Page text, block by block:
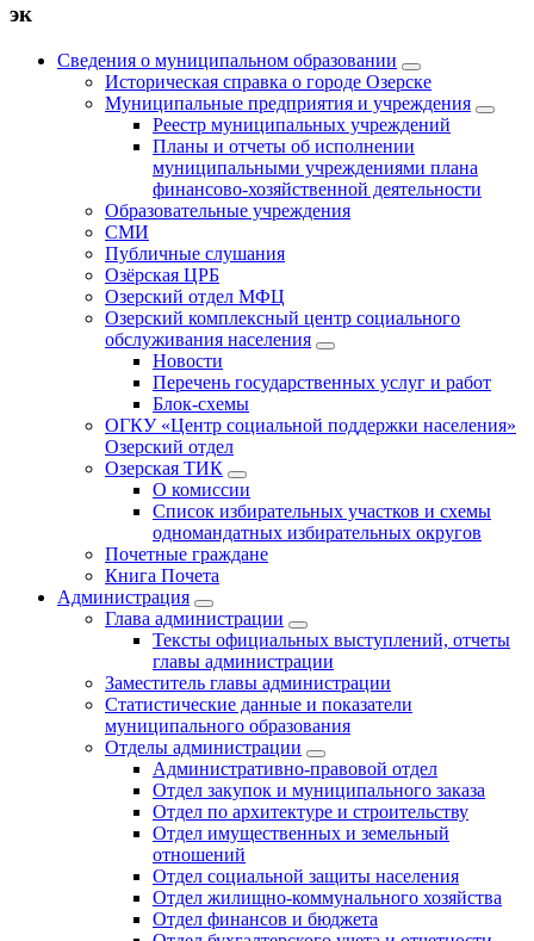
эк
Сведения о муниципальном образовании
Историческая справка о городе Озерске
Муниципальные предприятия и учреждения
Реестр муниципальных учреждений
Планы и отчеты об исполнении
муниципальными учреждениями плана
финансово-хозяйственной деятельности
Образовательные учреждения
СМИ
Публичные слушания
Озёрская ЦРБ
Озерский отдел МФЦ
Озерский комплексный центр социального
обслуживания населения
Новости
Перечень государственных услуг и работ
Блок-схемы
ОГКУ «Центр социальной поддержки населения»
Озерский отдел
Озерская ТИК
О комиссии
Список избирательных участков и схемы
одномандатных избирательных округов
Почетные граждане
Книга Почета
Администрация
Глава администрации
Тексты официальных выступлений, отчеты
главы администрации
Заместитель главы администрации
Статистические данные и показатели
муниципального образования
Отделы администрации
Административно-правовой отдел
Отдел закупок и муниципального заказа
Отдел по архитектуре и строительству
Отдел имущественных и земельный
отношений
Отдел социальной защиты населения
Отдел жилищно-коммунального хозяйства
Отдел финансов и бюджета